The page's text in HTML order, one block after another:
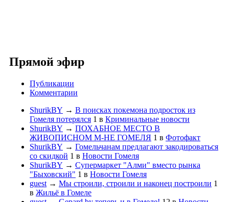
Прямой эфир
Публикации
Комментарии
ShurikBY → В поисках покемона подросток из
Гомеля потерялся 1 в Криминальные новости
ShurikBY → ПОХАБНОЕ МЕСТО В
ЖИВОПИСНОМ М-НЕ ГОМЕЛЯ 1 в Фотофакт
ShurikBY → Гомельчанам предлагают закодироваться
со скидкой 1 в Новости Гомеля
ShurikBY → Супермаркет "Алми" вместо рынка
"Быховский" 1 в Новости Гомеля
guest → Мы строили, строили и наконец построили 1
в Жильё в Гомеле